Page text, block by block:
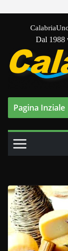
contenuto
Dal 1988
Pagina Inziale